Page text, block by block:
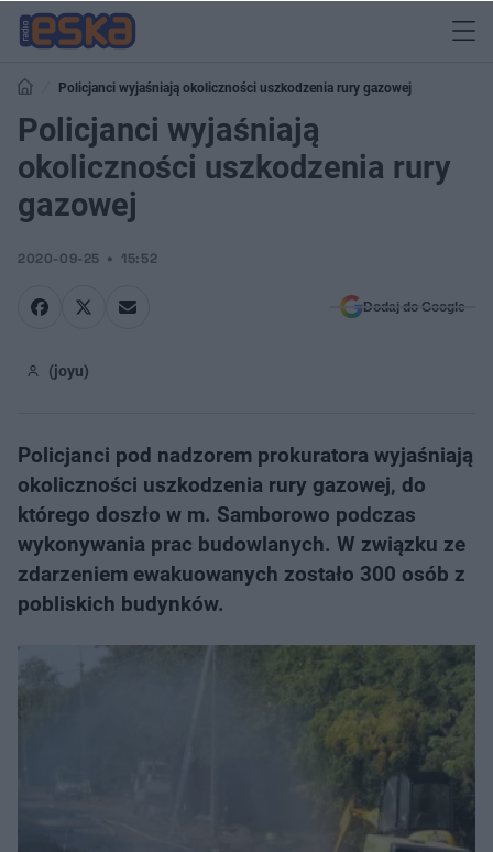
Policjanci wyjaśniają okoliczności uszkodzenia rury gazowej
Policjanci wyjaśniają
okoliczności uszkodzenia rury
gazowej
2020-09-25 15:52
Dodaj do Google
(joyu)
Policjanci pod nadzorem prokuratora wyjaśniają
okoliczności uszkodzenia rury gazowej, do
którego doszło w m. Samborowo podczas
wykonywania prac budowlanych. W związku ze
zdarzeniem ewakuowanych zostało 300 osób z
pobliskich budynków.